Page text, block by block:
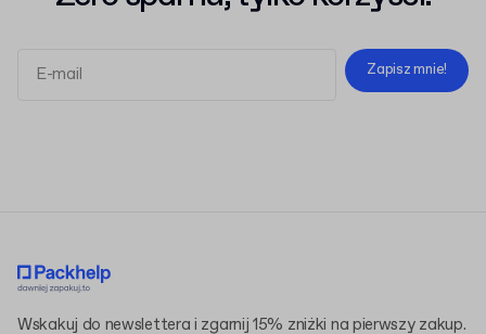
Zapisz mnie!
Wskakuj do newslettera i zgarnij 15% zniżki na pierwszy zakup.